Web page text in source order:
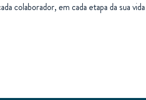
colaborador, em cada etapa da sua vida